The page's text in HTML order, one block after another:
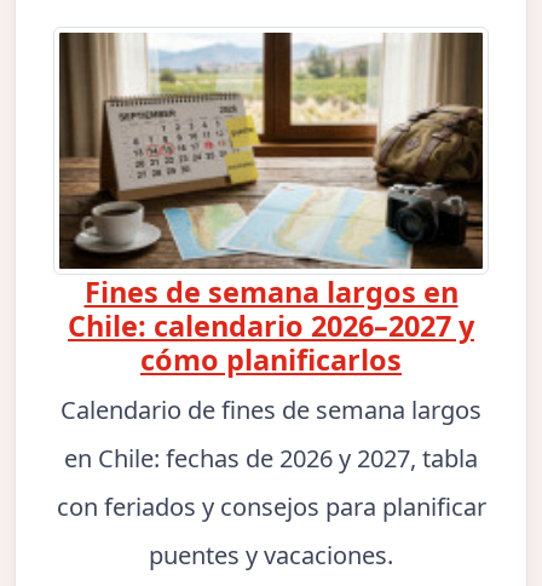
Fines de semana largos en
Chile: calendario 2026–2027 y
cómo planificarlos
Calendario de fines de semana largos
en Chile: fechas de 2026 y 2027, tabla
con feriados y consejos para planificar
puentes y vacaciones.